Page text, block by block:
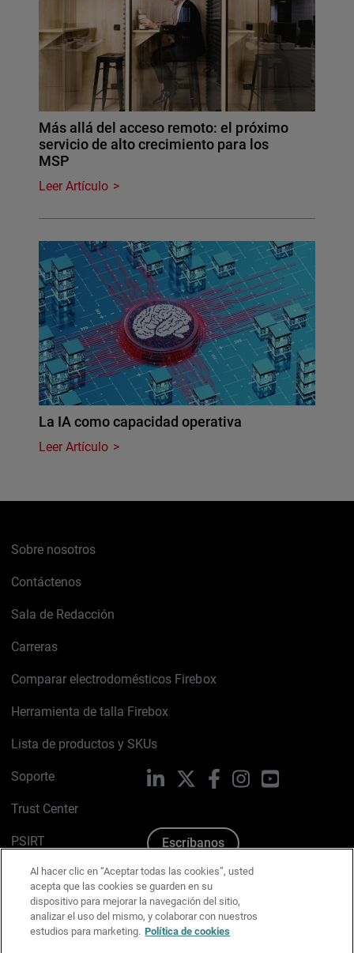
Más allá del acceso remoto: el próximo
servicio de alto crecimiento para los
MSP
Leer Artículo
La IA como capacidad operativa
Leer Artículo
Sobre nosotros
Contáctenos
Sala de Redacción
Carreras
Comparar electrodomésticos Firebox
Herramienta de talla Firebox
Lista de productos y SKUs
Soporte
Trust Center
PSIRT
Política de cookies
Política de privacidad
Kit de medios y marca
LinkedIn FacebookInstagramYouTube
Escríbanos
Al hacer clic en “Aceptar todas las cookies”, usted
acepta que las cookies se guarden en su
dispositivo para mejorar la navegación del sitio,
analizar el uso del mismo, y colaborar con nuestros
estudios para marketing. Política de cookies